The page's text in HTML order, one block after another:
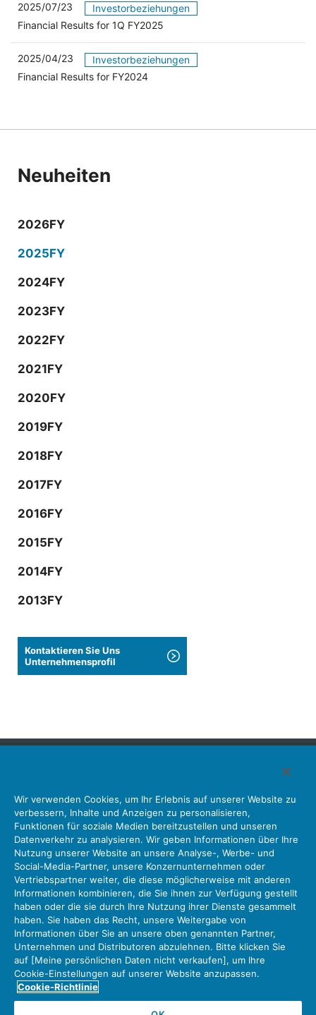
2025/07/23
Investorbeziehungen
Financial Results for 1Q FY2025
2025/04/23
Investorbeziehungen
Financial Results for FY2024（別ウィンドウで開きます）
Neuheiten
2026FY
2025FY
2024FY
2023FY
2022FY
2021FY
2020FY
2019FY
2018FY
2017FY
2016FY
2015FY
2014FY
2013FY
Kontaktieren Sie Uns
Unternehmensprofil
Steckverbinder Schnittstellenlösungen
Bewegungssensoren
Antenne
Bestandsabfrage
Unser Unternehmen Nachhaltigkeit
Anlegerbeziehungen
Unternehmen Informationen Neue Liste Neuigkeiten
Produktinformation Neue Liste
Sitemap Kontaktieren Sie Uns
Datenschutz
JAE-Cookie-Richtlinie
Über die Nutzung unserer Website Nutzungsbedingungen
Policy for Official Social Media Accounts Utilization
Wir verwenden Cookies, um Ihr Erlebnis auf unserer Website zu
verbessern, Inhalte und Anzeigen zu personalisieren,
Funktionen für soziale Medien bereitzustellen und unseren
Datenverkehr zu analysieren. Wir geben Informationen über Ihre
Nutzung unserer Website an unsere Analyse-, Werbe- und
Social-Media-Partner, unsere Konzernunternehmen oder
Vertriebspartner weiter, die diese möglicherweise mit anderen
Informationen kombinieren, die Sie ihnen zur Verfügung gestellt
haben oder die sie durch Ihre Nutzung ihrer Dienste gesammelt
haben. Sie haben das Recht, unsere Weitergabe von
Informationen über Sie an unsere oben genannten Partner,
Unternehmen und Distributoren abzulehnen. Bitte klicken Sie
auf [Meine persönlichen Daten nicht verkaufen], um Ihre
Cookie-Einstellungen auf unserer Website anzupassen.
Cookie-Richtlinie